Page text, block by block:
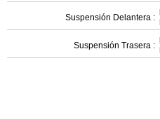
Suspensión Delantera :
Suspensión Trasera :